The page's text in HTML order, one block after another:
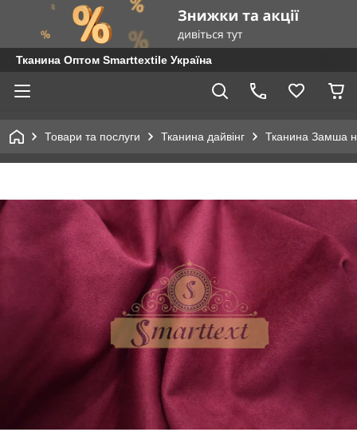
Тканина Оптом Smarttextile Україна
Товари та послуги Тканина дайвінг Тканина Замша